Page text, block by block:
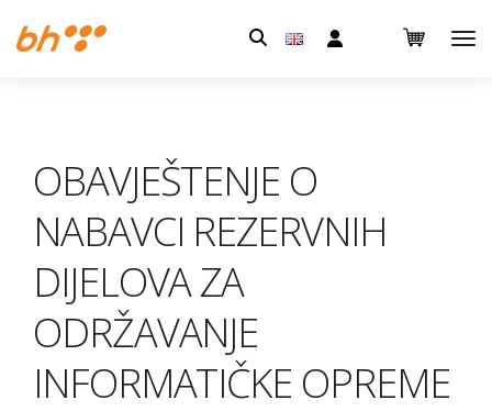
Pretraga:
OBAVJEŠTENJE O
NABAVCI REZERVNIH
DIJELOVA ZA
ODRŽAVANJE
INFORMATIČKE OPREME